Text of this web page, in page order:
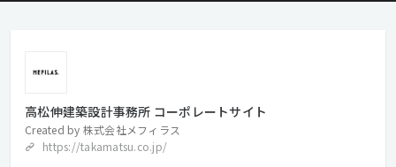
高松伸建築設計事務所 コーポレートサイト
Created by 株式会社メフィラス
https://takamatsu.co.jp/